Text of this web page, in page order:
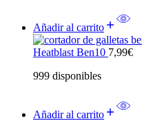
Añadir al carrito
Heatblast Ben10 7,99€
999 disponibles
Añadir al carrito